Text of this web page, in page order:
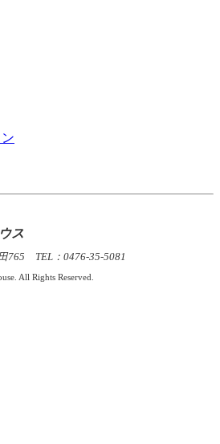
ス
765 TEL：0476-35-5081
All Rights Reserved.